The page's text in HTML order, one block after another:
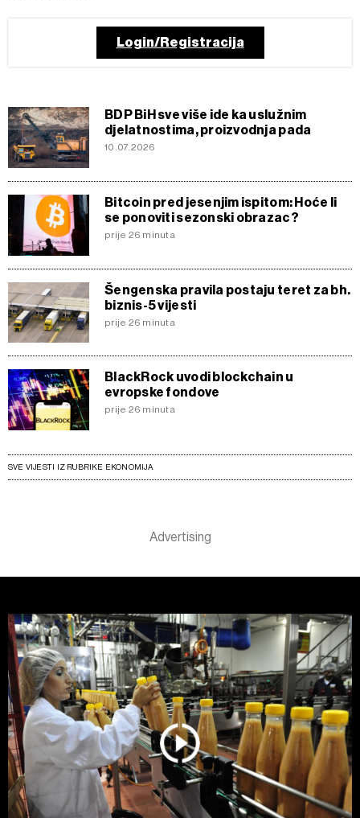
Login/Registracija
BDP BiH sve više ide ka uslužnim
djelatnostima, proizvodnja pada
10.07.2026
Bitcoin pred jesenjim ispitom: Hoće li
se ponoviti sezonski obrazac?
prije 26 minuta
Šengenska pravila postaju teret za bh.
biznis-5 vijesti
prije 26 minuta
BlackRock uvodi blockchain u
evropske fondove
prije 26 minuta
SVE VIJESTI IZ RUBRIKE EKONOMIJA